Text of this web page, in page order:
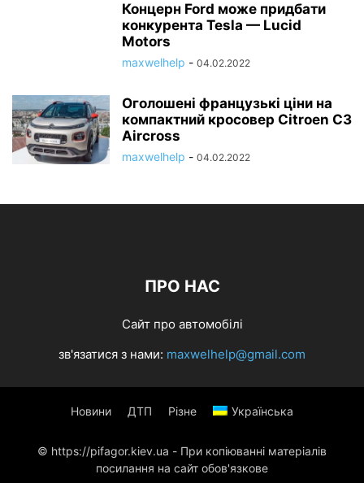
Концерн Ford може придбати
конкурента Tesla — Lucid
Motors
maxwelhelp - 04.02.2022
Оголошені французькі ціни на
компактний кросовер Citroen C3
Aircross
maxwelhelp - 04.02.2022
ПРО НАС
Сайт про автомобілі
зв'язатися з нами: maxwelhelp@gmail.com
Новини ДТП Різне Українська
© https://pifagor.kiev.ua - При копіюванні матеріалів
посилання на сайт обов'язкове